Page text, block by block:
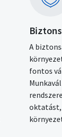
A
fontos
oktatást,